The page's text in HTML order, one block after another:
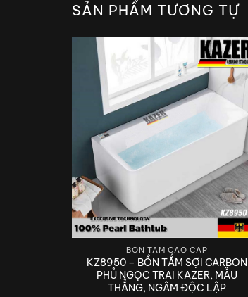
SẢN PHẨM TƯƠNG TỰ
BỒN TẮM CAO CẤP
KZ8950 – BỒN TẮM SỢI CARBON
PHỦ NGỌC TRAI KAZER, MẪU
THẲNG, NGÂM ĐỘC LẬP